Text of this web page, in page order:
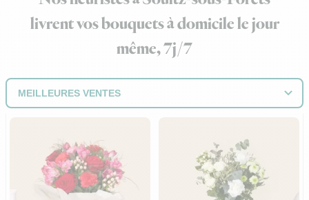
livrent vos bouquets à domicile le jour
même, 7j/7